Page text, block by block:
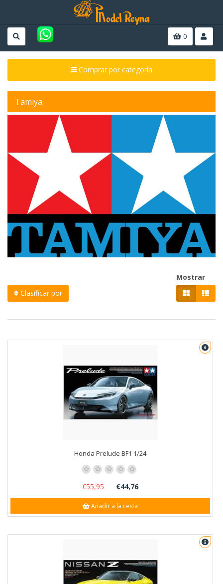
0
Comprar por categoría
Tamiya
Clasificar por
Mostrar
Honda Prelude BF1 1/24
€55,95 €44,76
Añadir a la cesta